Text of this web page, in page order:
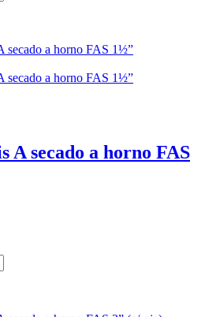
A secado a horno FAS